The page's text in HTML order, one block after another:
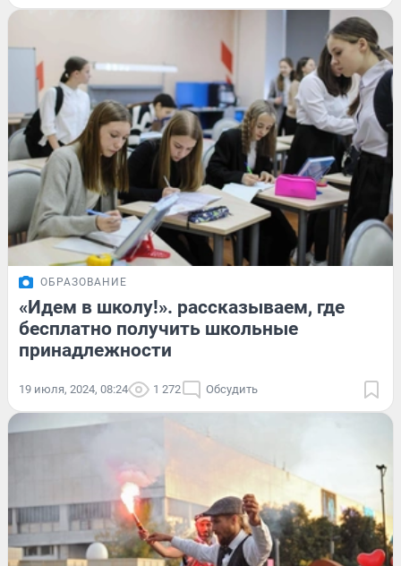
ОБРАЗОВАНИЕ
«Идем в школу!». рассказываем, где
бесплатно получить школьные
принадлежности
19 июля, 2024, 08:24 1 272 Обсудить